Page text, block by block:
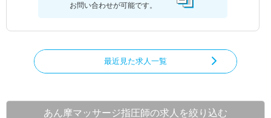
お問い合わせが可能です。
最近見た求人一覧
あん摩マッサージ指圧師の求人を絞り込む